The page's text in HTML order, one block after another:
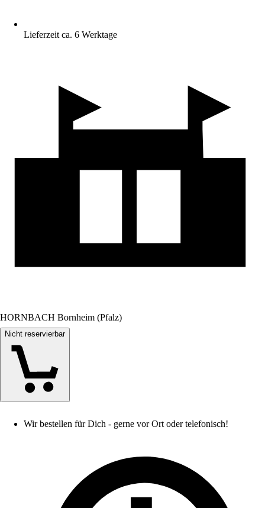
Lieferzeit ca. 6 Werktage
HORNBACH Bornheim (Pfalz)
Nicht reservierbar
Wir bestellen für Dich - gerne vor Ort oder telefonisch!